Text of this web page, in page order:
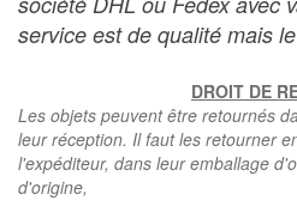
service est de qualité mais
DROIT DE
Les objets peuvent être retournés
leur réception. Il faut les retourner
l'expéditeur, dans leur emballage
d'origine,